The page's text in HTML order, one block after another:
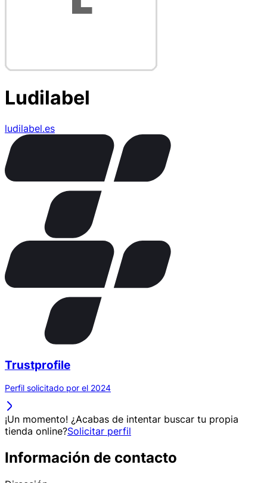
Ludilabel
ludilabel.es
Trustprofile
Perfil solicitado por el 2024
¡Un momento! ¿Acabas de intentar buscar tu propia
tienda online?Solicitar perfil
Información de contacto